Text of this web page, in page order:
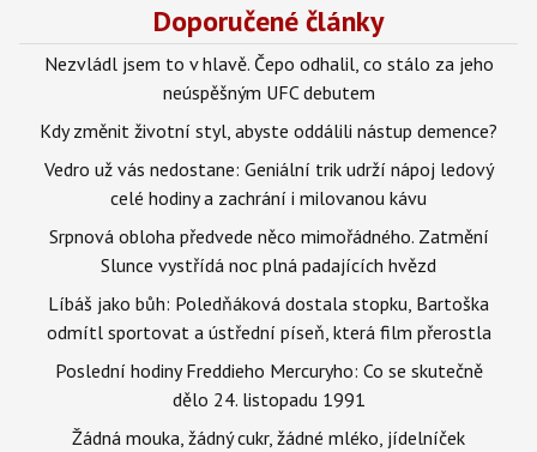
Doporučené články
Nezvládl jsem to v hlavě. Čepo odhalil, co stálo za jeho
neúspěšným UFC debutem
Kdy změnit životní styl, abyste oddálili nástup demence?
Vedro už vás nedostane: Geniální trik udrží nápoj ledový
celé hodiny a zachrání i milovanou kávu
Srpnová obloha předvede něco mimořádného. Zatmění
Slunce vystřídá noc plná padajících hvězd
Líbáš jako bůh: Poledňáková dostala stopku, Bartoška
odmítl sportovat a ústřední píseň, která film přerostla
Poslední hodiny Freddieho Mercuryho: Co se skutečně
dělo 24. listopadu 1991
Žádná mouka, žádný cukr, žádné mléko, jídelníček